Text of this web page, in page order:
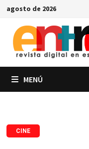
Saltar
contenido
agosto de 2026
MENÚ
CINE